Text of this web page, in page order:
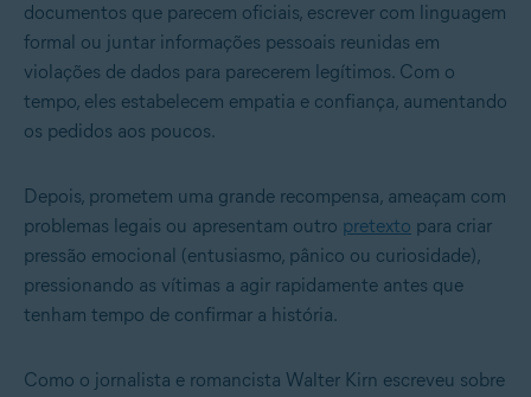
documentos que parecem oficiais, escrever com linguagem
formal ou juntar informações pessoais reunidas em
violações de dados para parecerem legítimos. Com o
tempo, eles estabelecem empatia e confiança, aumentando
os pedidos aos poucos.
Depois, prometem uma grande recompensa, ameaçam com
problemas legais ou apresentam outro pretexto para criar
pressão emocional (entusiasmo, pânico ou curiosidade),
pressionando as vítimas a agir rapidamente antes que
tenham tempo de confirmar a história.
Como o jornalista e romancista Walter Kirn escreveu sobre